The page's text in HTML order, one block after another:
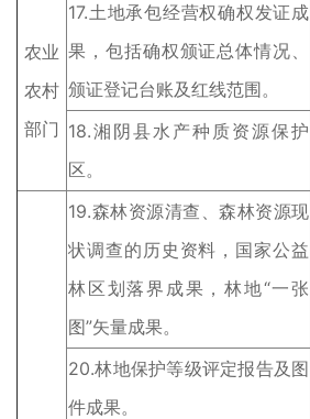
农业
农村
部门
17.土地承包经营权确权发证成
果，包括确权颁证总体情况、
颁证登记台账及红线范围。
18.湘阴县水产种质资源保护
区。
19.森林资源清查、森林资源现
状调查的历史资料，国家公益
林区划落界成果，林地“一张
图”矢量成果。
20.林地保护等级评定报告及图
件成果。